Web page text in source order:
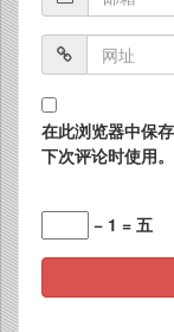
在此浏览器中保
下次评论时使用。
− 1 = 五